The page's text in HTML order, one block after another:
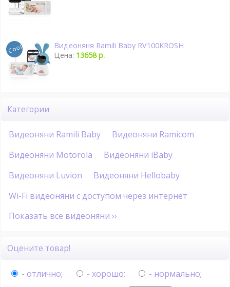
Видеоняня Ramili Baby RV100KROSH
Цена: 13658 р.
Категории
Видеоняни Ramili Baby
Видеоняни Ramicom
Видеоняни Motorola
Видеоняни iBaby
Видеоняни Luvion
Видеоняни Hellobaby
Wi-Fi видеоняни с доступом через интернет
Показать все видеоняни ››
Оцените товар!
- отлично; - хорошо;
- нормально;